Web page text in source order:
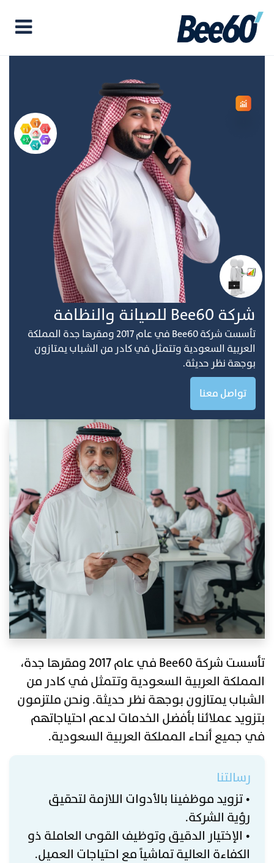
ﺷﺮﻛﺔ Bee60 ﻟﻠﺼﻴﺎﻧﺔ واﻟﻨﻈﺎفة
ﺗﺄﺳﺴﺖ ﺷﺮﻛﺔ Bee60 ﻓﻲ ﻋﺎم 2017 وﻣﻘﺮﻫﺎ ﺟﺪة اﻟﻤﻤﻠﻜﺔ
اﻟﻌﺮﺑﻴﺔ اﻟﺴﻌﻮدﻳﺔ وﺗﺘﻤﺜﻞ ﻓﻲ ﻛﺎدر ﻣﻦ اﻟﺸﺒﺎب ﻳﻤﺘﺎزون
ﺑﻮﺟﻬﺔ ﻧﻈﺮ ﺣﺪﻳﺜﺔ.
تواصل معنا
تأسست شركة Bee60 في عام 2017 ومقرها جدة،
المملكة العربية السعودية وتتمثل في كادر من
الشباب يمتازون بوجهة نظر حديثة. ونحن ملتزمون
بتزويد عملائنا بأفضل الخدمات لدعم احتياجاتهم
في جميع أنحاء المملكة العربية السعودية.
رسالتنا
• تزويد موظفينا بالأدوات اللازمة لتحقيق
رؤية الشركة.
• الإختيار الدقيق وتوظيف القوى العاملة ذو
الكفاءة العالية تماشياً مع احتياجات العميل.